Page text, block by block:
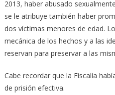
2013, haber abusado
se le atribuye también haber
dos víctimas menores de edad.
mecánica de los hechos y a las
reservan para preservar a las
Cabe recordar que la Fiscalía
de prisión efectiva.